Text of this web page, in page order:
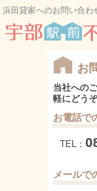
浜田貸家へのお問い合わ
お
当社への
軽にどうぞ
お電話で
TEL：
メールで